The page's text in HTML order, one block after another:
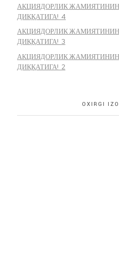
АКЦИЯДОРЛИК
ДИҚҚАТИГА! 4
АКЦИЯДОРЛИК
ДИҚҚАТИГА! 3
АКЦИЯДОРЛИК
ДИҚҚАТИГА! 2
OXIRGI